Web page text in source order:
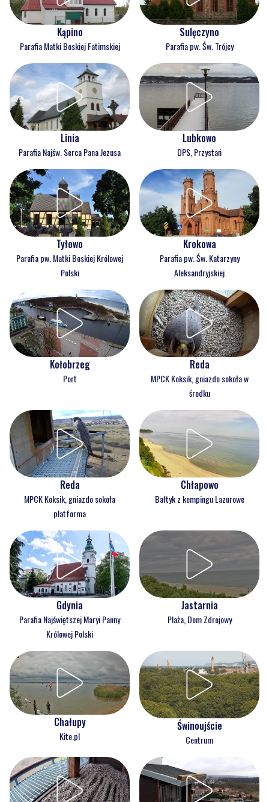
Kąpino
Parafia Matki Boskiej Fatimskiej
Sulęczyno
Parafia pw. Św. Trójcy
Linia
Parafia Najśw. Serca Pana Jezusa
Lubkowo
DPS, Przystań
Tyłowo
Parafia pw. Matki Boskiej Królowej
Polski
Krokowa
Parafia pw. Św. Katarzyny
Aleksandryjskiej
Kołobrzeg
Port
Reda
MPCK Koksik, gniazdo sokoła w
środku
Reda
MPCK Koksik, gniazdo sokoła
platforma
Chłapowo
Bałtyk z kempingu Lazurowe
Gdynia
Parafia Najświętszej Maryi Panny
Królowej Polski
Jastarnia
Plaża, Dom Zdrojowy
Chałupy
Kite.pl
Świnoujście
Centrum